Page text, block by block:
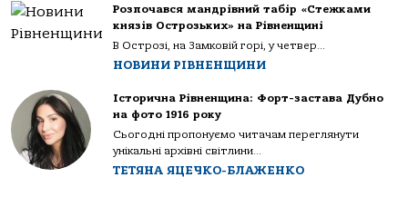
Розпочався мандрівний табір «Стежками
князів Острозьких» на Рівненщині
В Острозі, на Замковій горі, у четвер...
НОВИНИ РІВНЕНЩИНИ
Історична Рівненщина: Форт-застава Дубно
на фото 1916 року
Сьогодні пропонуємо читачам переглянути
унікальні архівні світлини...
ТЕТЯНА ЯЦЕЧКО-БЛАЖЕНКО